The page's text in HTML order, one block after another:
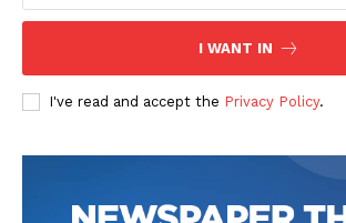
Diario los Andes
I WANT IN
I've read and accept the Privacy Policy.